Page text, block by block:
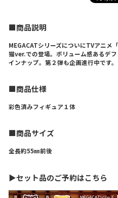
■商品説明
MEGACATシリーズについにTVアニメ
猫ver.での登場。ボリューム感あるデ
インナップ。第２弾も企画進行中です。
■商品仕様
彩色済みフィギュア１体
■商品サイズ
全長約55㎜前後
▶セット品のご予約はこちら